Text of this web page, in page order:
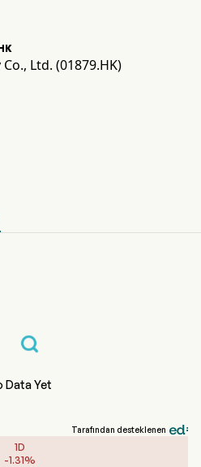
Ltd. (01879.HK)
Data Yet
Tarafından desteklenen
1D
-1.31%